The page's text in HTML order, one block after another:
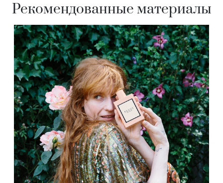
Рекомендованные материалы